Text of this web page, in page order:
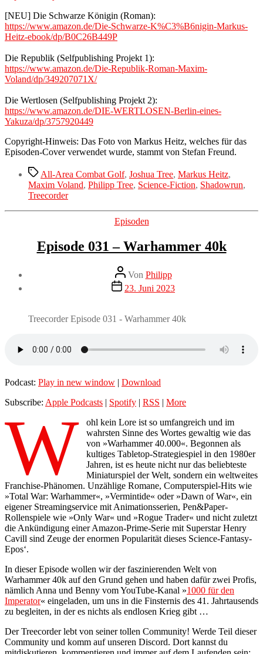
[NEU] Die Schwarze Königin (Roman):
https://www.amazon.de/Die-Schwarze-K%C3%B6nigin-Markus-
Heitz-ebook/dp/B0C26B449P
Die Republik (Selfpublishing Projekt 1):
https://www.amazon.de/Die-Republik-Roman-Maxim-
Voland/dp/349207071X/
Die Wertlosen (Selfpublishing Projekt 2):
https://www.amazon.de/DIE-WERTLOSEN-Berlin-eines-
Yakuza/dp/3757920449
Copyright-Hinweis: Das Foto von Markus Heitz, welches für das
Episoden-Cover verwendet wurde, stammt von Stefan Freund.
Schlagwörter
All-Area Combat Golf, Joshua Tree, Markus Heitz,
Maxim Voland, Philipp Tree, Science-Fiction, Shadowrun,
Treecorder
Kategorien
Episoden
Episode 031 – Warhammer 40k
Beitragsautor
Von Philipp
Veröffentlichungsdatum
23. Juni 2023
Treecorder Episode 031 - Warhammer 40k
Podcast: Play in new window | Download
Subscribe: Apple Podcasts | Spotify | RSS | More
W
ohl kein Lore ist so umfangreich und im
wahrsten Sinne des Wortes gewaltig wie das
von »Warhammer 40.000«. Begonnen als
kultiges Tabletop-Strategiespiel in den 1980er
Jahren, ist es heute nicht nur das beliebteste
Miniaturspiel der Welt, sondern ein weltweites
Franchise-Phänomen. Unzählige Romane, Computerspiel-Hits wie
»Total War: Warhammer«, »Vermintide« oder »Dawn of War«, ein
eigener Streamingservice mit Animationsserien, Pen&Paper-
Rollenspiele wie »Only War« und »Rogue Trader« und nicht zuletzt
die Ankündigung einer Amazon-Prime-Serie mit Superstar Henry
Cavill sind Zeuge der enormen Popularität dieses Science-Fantasy-
Epos‘.
In dieser Episode wollen wir der faszinierenden Welt von
Warhammer 40k auf den Grund gehen und haben dafür zwei Profis,
nämlich Anna und Benny vom YouTube-Kanal »1000 für den
Imperator« eingeladen, um uns in die Finsternis des 41. Jahrtausends
zu begleiten, in der es nichts als endlosen Krieg gibt …
Der Treecorder lebt von seiner tollen Community! Werde Teil dieser
Community und komm auf unseren Discord. Dort kannst du